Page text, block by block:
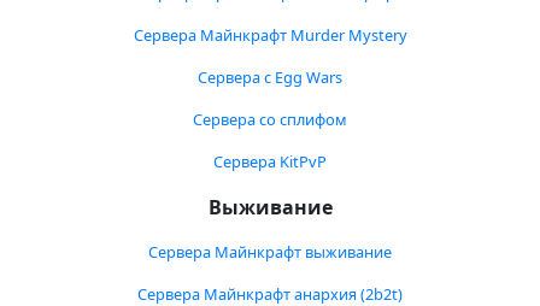
Сервера Майнкрафт Murder Mystery
Сервера с Egg Wars
Сервера со сплифом
Сервера KitPvP
Выживание
Сервера Майнкрафт выживание
Сервера Майнкрафт анархия (2b2t)